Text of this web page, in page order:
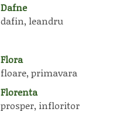
Dafne
dafin, leandru
Flora
floare, primavara
Florenta
prosper, infloritor